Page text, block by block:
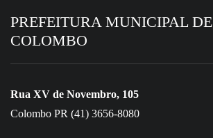
PREFEITURA MUNICIPAL DE
COLOMBO
Rua XV de Novembro, 105
Colombo PR (41) 3656-8080